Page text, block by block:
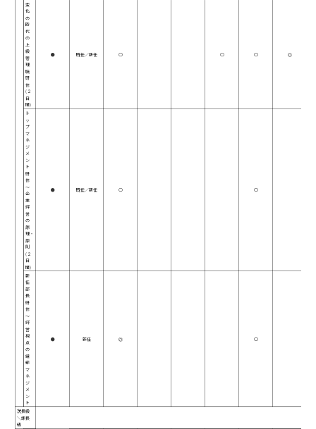
変
化
の
時
代
の
上
級
管
理
職
研
修
(２
日
間)
● 既任／新任 ○ ○ ○ ◎
ト
ッ
プ
マ
ネ
ジ
メ
ン
ト
研
修
～
企
業
経
営
の
原
理・
原
則
(２
日
間)
● 既任／新任 ○ ○
新
任
部
長
研
修
～
経
営
視
点
の
組
織
マ
ネ
ジ
メ
ン
ト
● 新任 ◎ ○
次長級
＼課長
級